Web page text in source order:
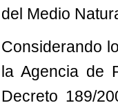
del Medio
Considerando
la Agencia de
Decreto 189/